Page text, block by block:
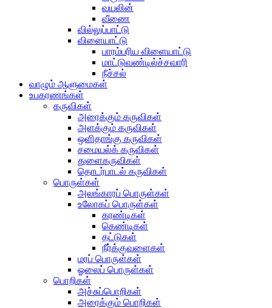
வயலின்
வீணை
வில்லுப்பாட்டு
விளையாட்டு
பாரம்பரிய விளையாட்டு
மாட்டுவண்டில்ச்சவாரி
நீச்சல்
வாழும் ஆளுமைகள்
உபகரணங்கள்
கருவிகள்
அரைக்கும் கருவிகள்
அளக்கும் கருவிகள்
ஒளிதாங்கு கருவிகள்
சமையல்க் கருவிகள்
துளைகருவிகள்
தொடர்பாடல் கருவிகள்
பொருள்கள்
அலங்காரப் பொருள்கள்
உலோகப் பொருள்கள்
கரண்டிகள்
கெண்டிகள்
தட்டுகள்
நீர்க்குவளைகள்
மரப் பொருள்கள்
ஓலைப் பொருள்கள்
பொறிகள்
அச்சுப்பொறிகள்
அரைக்கும் பொறிகள்